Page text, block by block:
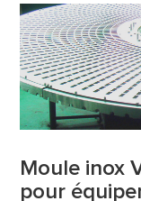
Moule inox
pour